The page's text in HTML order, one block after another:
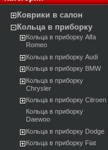
Коврики в салон
Кольца в приборку
Кольца в приборку Alfa
Romeo
Кольца в приборку Audi
Кольца в приборку BMW
Кольца в приборку
Chrysler
Кольца в приборку Citroen
Кольца в приборку
Daewoo
Кольца в приборку Dodge
Кольца в приборку Fiat